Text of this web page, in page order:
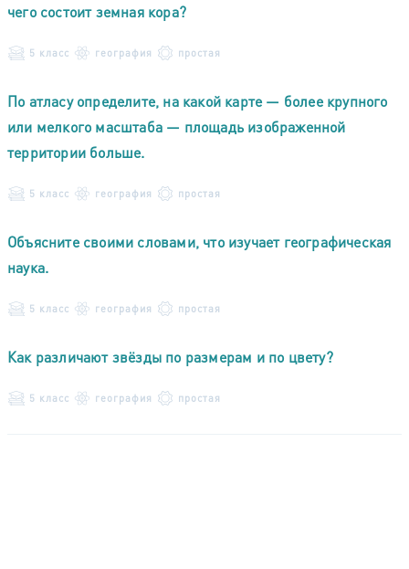
чего состоит земная кора?
5 класс география простая
По атласу определите, на какой карте — более крупного
или мелкого масштаба — площадь изображенной
территории больше.
5 класс география простая
Объясните своими словами, что изучает географическая
наука.
5 класс география простая
Как различают звёзды по размерам и по цвету?
5 класс география простая